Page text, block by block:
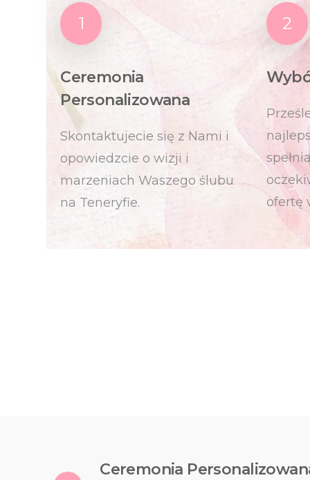
1
Ceremonia
Personalizowana
Skontaktujecie się z Nami i
opowiedzcie o wizji i
marzeniach Waszego ślubu
na Teneryfie.
2
ofertę
Ceremonia